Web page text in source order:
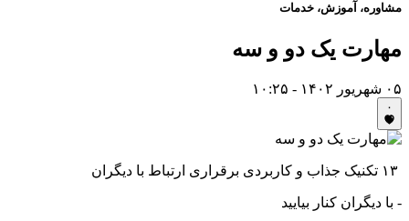
مشاوره، آموزش، خدمات
مهارت یک دو و سه
۰۵ شهریور ۱۴۰۲ - ۱۰:۲۵
۰
- با دیگران کنار بیایید